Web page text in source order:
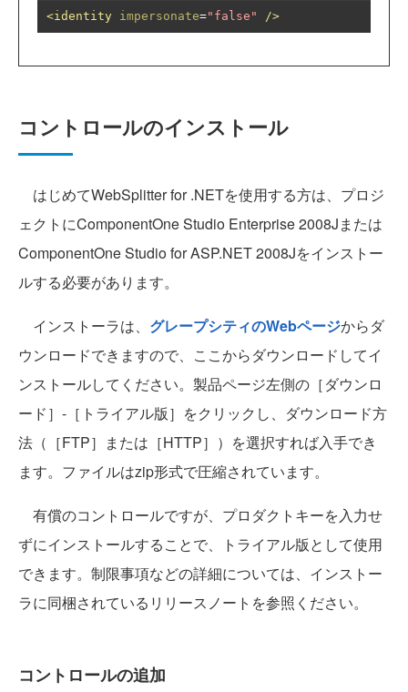
<identity impersonate="false" />
コントロールのインストール
はじめてWebSplitter for .NETを使用する方は、プロジ
ェクトにComponentOne Studio Enterprise 2008Jまたは
ComponentOne Studio for ASP.NET 2008Jをインストー
ルする必要があります。
インストーラは、 グレープシティのWebページからダ
ウンロードできますので、ここからダウンロードしてイ
ンストールしてください。製品ページ左側の［ダウンロ
ード］-［トライアル版］をクリックし、ダウンロード方
法（［FTP］または［HTTP］）を選択すれば入手でき
ます。ファイルはzip形式で圧縮されています。
有償のコントロールですが、プロダクトキーを入力せ
ずにインストールすることで、トライアル版として使用
できます。制限事項などの詳細については、インストー
ラに同梱されているリリースノートを参照ください。
コントロールの追加